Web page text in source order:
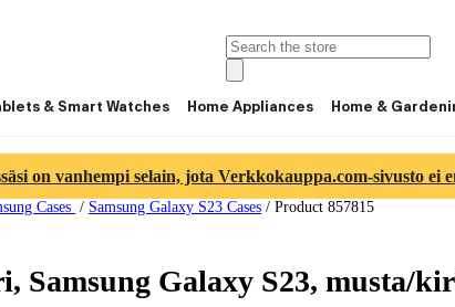
& Smart Watches Home Appliances Home &
on vanhempi selain, jota Verkkokauppa.com-sivusto ei
Cases / Samsung Galaxy S23 Cases / Product 857815
Samsung Galaxy S23, musta/